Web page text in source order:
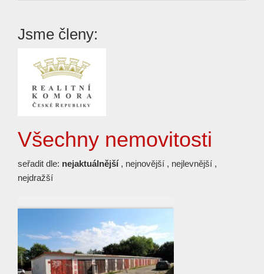
Jsme členy:
Všechny nemovitosti
seřadit dle: nejaktuálnější , nejnovější , nejlevnější ,
nejdražší